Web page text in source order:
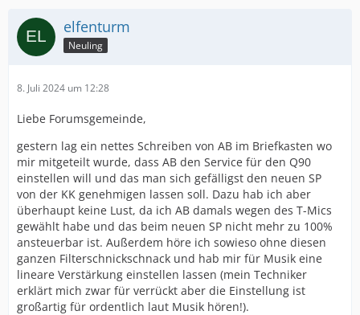
elfenturm
Neuling
8. Juli 2024 um 12:28
Liebe Forumsgemeinde,
gestern lag ein nettes Schreiben von AB im Briefkasten wo
mir mitgeteilt wurde, dass AB den Service für den Q90
einstellen will und das man sich gefälligst den neuen SP
von der KK genehmigen lassen soll. Dazu hab ich aber
überhaupt keine Lust, da ich AB damals wegen des T-Mics
gewählt habe und das beim neuen SP nicht mehr zu 100%
ansteuerbar ist. Außerdem höre ich sowieso ohne diesen
ganzen Filterschnickschnack und hab mir für Musik eine
lineare Verstärkung einstellen lassen (mein Techniker
erklärt mich zwar für verrückt aber die Einstellung ist
großartig für ordentlich laut Musik hören!).